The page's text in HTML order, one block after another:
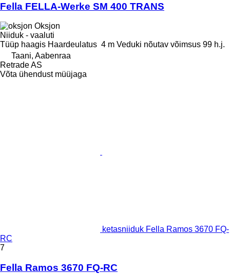
Fella FELLA-Werke SM 400 TRANS
Oksjon
Niiduk - vaaluti
Tüüp haagis Haardeulatus 4 m Veduki nõutav võimsus 99 h.j.
Taani, Aabenraa
Retrade AS
Võta ühendust müüjaga
ketasniiduk Fella Ramos 3670 FQ-
RC
7
Fella Ramos 3670 FQ-RC